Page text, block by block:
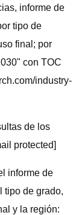
informe de
tipo de
final; por
con TOC
industry-
de los
protected]
informe de
tipo de grado,
y la región: